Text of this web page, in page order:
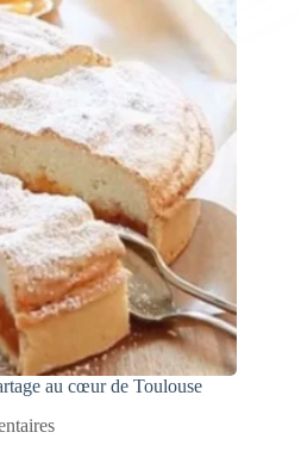
au cœur de Toulouse